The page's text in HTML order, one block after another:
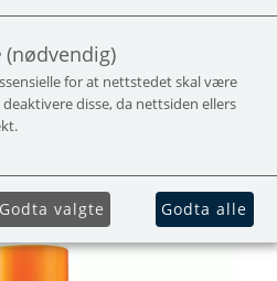
200 ML
(nødvendig)
for at nettstedet skal være
disse, da nettsiden ellers
Godta valgte Godta alle